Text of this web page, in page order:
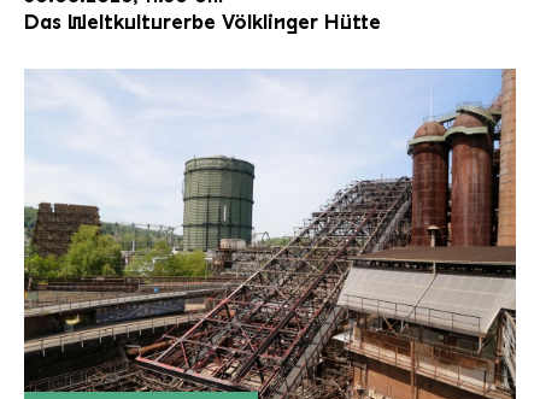
Das Weltkulturerbe Völklinger Hütte